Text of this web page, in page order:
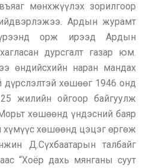
мөнхжүүлэх зорилгоор
Ардын журамт
орж ирээд Ардын
дурсгалт газар юм.
өндийсхийн наран мандах
дүрслэлтэй хөшөөг 1946 онд
жилийн ойгоор байгуулж
хөшөөнд үндэсний баяр
хүмүүс хөшөөнд цэцэг өргөж
Д.Сүхбаатарын талбайг
“Хоёр дахь мянганы суут